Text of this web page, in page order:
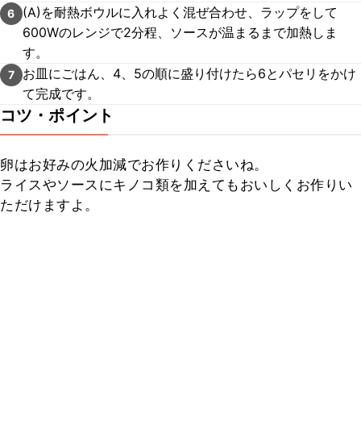
6
(A)を耐熱ボウルに入れよく混ぜ合わせ、ラップをして
600Wのレンジで2分程、ソースが温まるまで加熱しま
す。
7
お皿にごはん、4、5の順に盛り付けたら6とパセリをかけ
て完成です。
コツ・ポイント
卵はお好みの火加減でお作りくださいね。
ライスやソースにキノコ類を加えてもおいしくお作りい
ただけますよ。